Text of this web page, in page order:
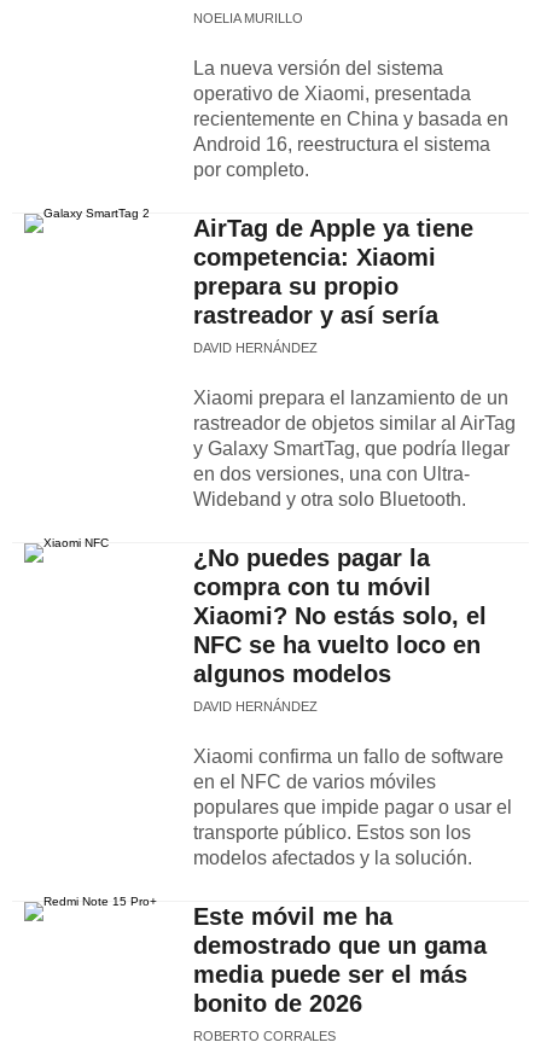
NOELIA MURILLO
La nueva versión del sistema
operativo de Xiaomi, presentada
recientemente en China y basada en
Android 16, reestructura el sistema
por completo.
AirTag de Apple ya tiene
competencia: Xiaomi
prepara su propio
rastreador y así sería
DAVID HERNÁNDEZ
Xiaomi prepara el lanzamiento de un
rastreador de objetos similar al AirTag
y Galaxy SmartTag, que podría llegar
en dos versiones, una con Ultra-
Wideband y otra solo Bluetooth.
¿No puedes pagar la
compra con tu móvil
Xiaomi? No estás solo, el
NFC se ha vuelto loco en
algunos modelos
DAVID HERNÁNDEZ
Xiaomi confirma un fallo de software
en el NFC de varios móviles
populares que impide pagar o usar el
transporte público. Estos son los
modelos afectados y la solución.
Este móvil me ha
demostrado que un gama
media puede ser el más
bonito de 2026
ROBERTO CORRALES